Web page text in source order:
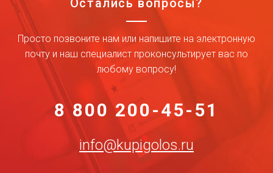
Остались вопросы?
Просто позвоните нам или напишите на электронную
почту и наш специалист проконсультирует вас по
любому вопросу!
8 800 200-45-51
info@kupigolos.ru